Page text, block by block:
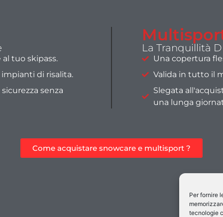
Per fornire
tecnologie
tuo skipass.
di risalita.
senza
La Tranquillità
Una copertura
Valida in tutto il
Slegata
una lunga
Come acquistare snowcare e multisport ?